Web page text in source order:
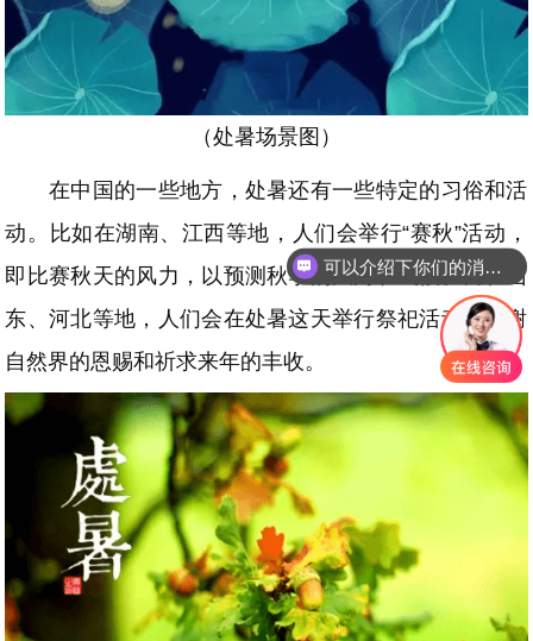
（处暑场景图）
在中国的一些地方，处暑还有一些特定的习俗和活
动。比如在湖南、江西等地，人们会举行“赛秋”活动，
即比赛秋天的风力，以预测秋季的风向和气候。而在山
东、河北等地，人们会在处暑这天举行祭祀活动，感谢
自然界的恩赐和祈求来年的丰收。
可以介绍下你们的消泡剂么
你们是怎么收费的呢